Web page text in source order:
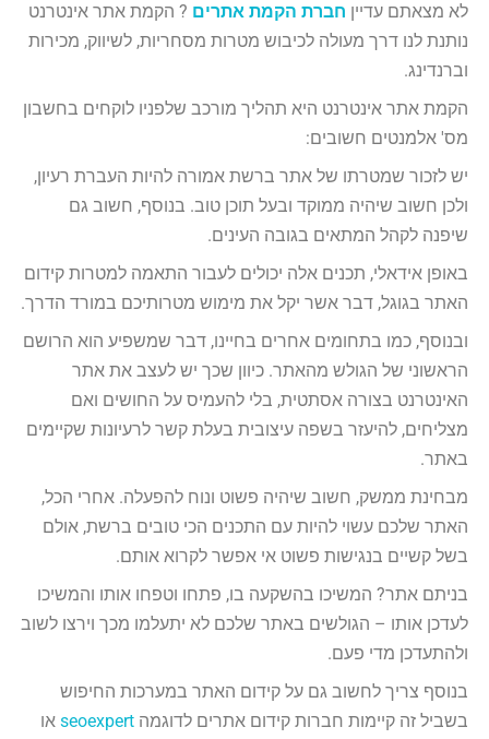
לא מצאתם עדיין חברת הקמת אתרים ? הקמת אתר אינטרנט
נותנת לנו דרך מעולה לכיבוש מטרות מסחריות, לשיווק, מכירות
וברנדינג.
הקמת אתר אינטרנט היא תהליך מורכב שלפניו לוקחים בחשבון
מס' אלמנטים חשובים:
יש לזכור שמטרתו של אתר ברשת אמורה להיות העברת רעיון,
ולכן חשוב שיהיה ממוקד ובעל תוכן טוב. בנוסף, חשוב גם
שיפנה לקהל המתאים בגובה העינים.
באופן אידאלי, תכנים אלה יכולים לעבור התאמה למטרות קידום
האתר בגוגל, דבר אשר יקל את מימוש מטרותיכם במורד הדרך.
ובנוסף, כמו בתחומים אחרים בחיינו, דבר שמשפיע הוא הרושם
הראשוני של הגולש מהאתר. כיוון שכך יש לעצב את אתר
האינטרנט בצורה אסתטית, בלי להעמיס על החושים ואם
מצליחים, להיעזר בשפה עיצובית בעלת קשר לרעיונות שקיימים
באתר.
מבחינת ממשק, חשוב שיהיה פשוט ונוח להפעלה. אחרי הכל,
האתר שלכם עשוי להיות עם התכנים הכי טובים ברשת, אולם
בשל קשיים בנגישות פשוט אי אפשר לקרוא אותם.
בניתם אתר? המשיכו בהשקעה בו, פתחו וטפחו אותו והמשיכו
לעדכן אותו – הגולשים באתר שלכם לא יתעלמו מכך וירצו לשוב
ולהתעדכן מדי פעם.
בנוסף צריך לחשוב גם על קידום האתר במערכות החיפוש
בשביל זה קיימות חברות קידום אתרים לדוגמה seoexpert או